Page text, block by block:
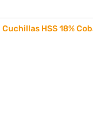
Cuchillas HSS 18%